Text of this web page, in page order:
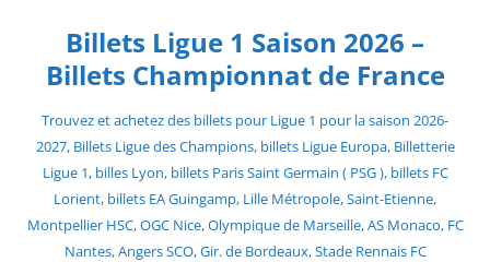
contentBillets Ligue 1 Saison 2026 –
Billets Championnat de France
Trouvez et achetez des billets pour Ligue 1 pour la saison 2026-
2027, Billets Ligue des Champions, billets Ligue Europa, Billetterie
Ligue 1, billes Lyon, billets Paris Saint Germain ( PSG ), billets FC
Lorient, billets EA Guingamp, Lille Métropole, Saint-Etienne,
Montpellier HSC, OGC Nice, Olympique de Marseille, AS Monaco, FC
Nantes, Angers SCO, Gir. de Bordeaux, Stade Rennais FC